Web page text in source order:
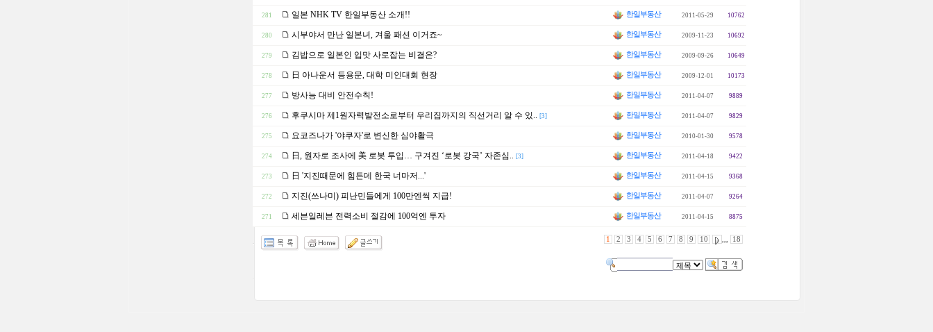
281 일본 NHK TV 한일부동산 소개!! 한일부동산 2011-05-29 10762
280 시부야서 만난 일본녀, 겨울 패션 이거죠~ 한일부동산 2009-11-23 10692
279 김밥으로 일본인 입맛 사로잡는 비결은? 한일부동산 2009-09-26 10649
278 日 아나운서 등용문, 대학 미인대회 현장 한일부동산 2009-12-01 10173
277 방사능 대비 안전수칙! 한일부동산 2011-04-07 9889
276 후쿠시마 제1원자력발전소로부터 우리집까지의 직선거리 알 수 있.. [3] 한일부동산 2011-04-07 9829
275 요코즈나가 '야쿠자'로 변신한 심야활극 한일부동산 2010-01-30 9578
274 日, 원자로 조사에 美 로봇 투입… 구겨진 ‘로봇 강국’ 자존심.. [3] 한일부동산 2011-04-18 9422
273 日 '지진때문에 힘든데 한국 너마저...' 한일부동산 2011-04-15 9368
272 지진(쓰나미) 피난민들에게 100만엔씩 지급! 한일부동산 2011-04-07 9264
271 세븐일레븐 전력소비 절감에 100억엔 투자 한일부동산 2011-04-15 8875
1 2 3 4 5 6 7 8 9 10 ,,, 18